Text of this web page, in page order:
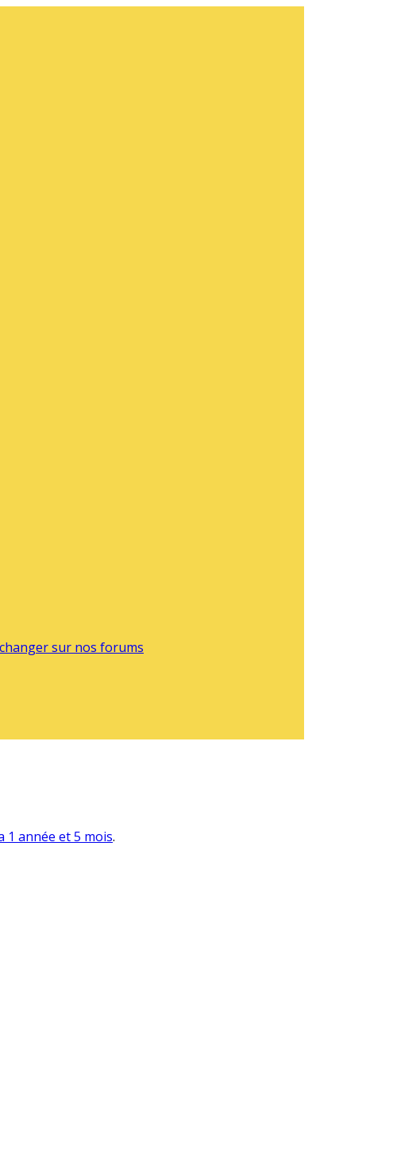
sur nos forums
1 année et 5 mois.